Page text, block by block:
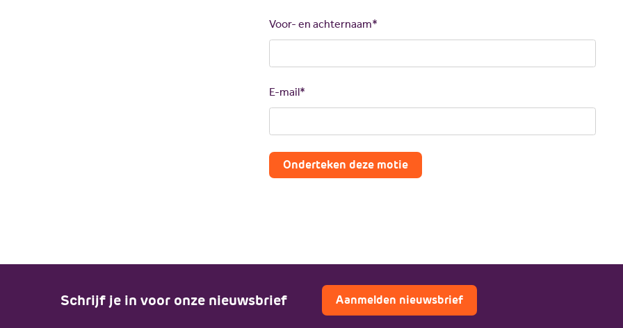
Voor- en achternaam*
E-mail*
Onderteken deze motie
Schrijf je in voor onze nieuwsbrief Aanmelden nieuwsbrief